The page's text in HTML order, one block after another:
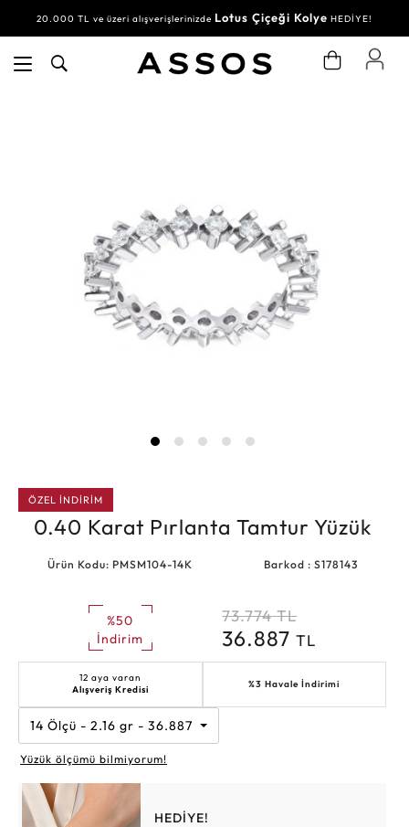
20.000 TL ve üzeri alışverişlerinizde Lotus Çiçeği Kolye HEDİYE!
ÖZEL İNDİRİM
0.40 Karat Pırlanta Tamtur Yüzük
Ürün Kodu: PMSM104-14K Barkod : S178143
%50
İndirim
73.774 TL
36.887TL
12 aya varan
Alışveriş Kredisi
%3 Havale İndirimi
14 Ölçü - 2.16 gr - 36.887 TL
Yüzük ölçümü bilmiyorum!
HEDİYE!